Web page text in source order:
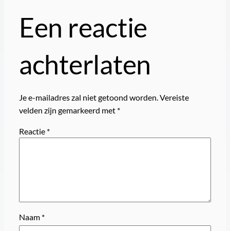
Een reactie
achterlaten
Je e-mailadres zal niet getoond worden.Vereiste
velden zijn gemarkeerd met *
Reactie *
Naam *